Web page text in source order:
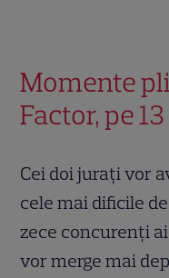
Momente
Factor, pe
Cei doi jurați vor
cele mai dificile
zece concurenți
vor merge mai